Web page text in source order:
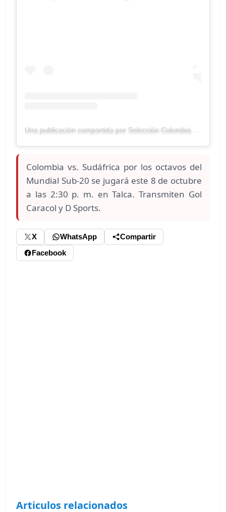
Colombia vs. Sudáfrica por los octavos del
Mundial Sub-20 se jugará este 8 de octubre
a las 2:30 p. m. en Talca. Transmiten Gol
Caracol y D Sports.
X WhatsApp
Compartir
Facebook
Articulos relacionados